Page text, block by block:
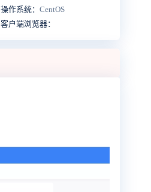
操作系统： CentOS
客户端浏览器：